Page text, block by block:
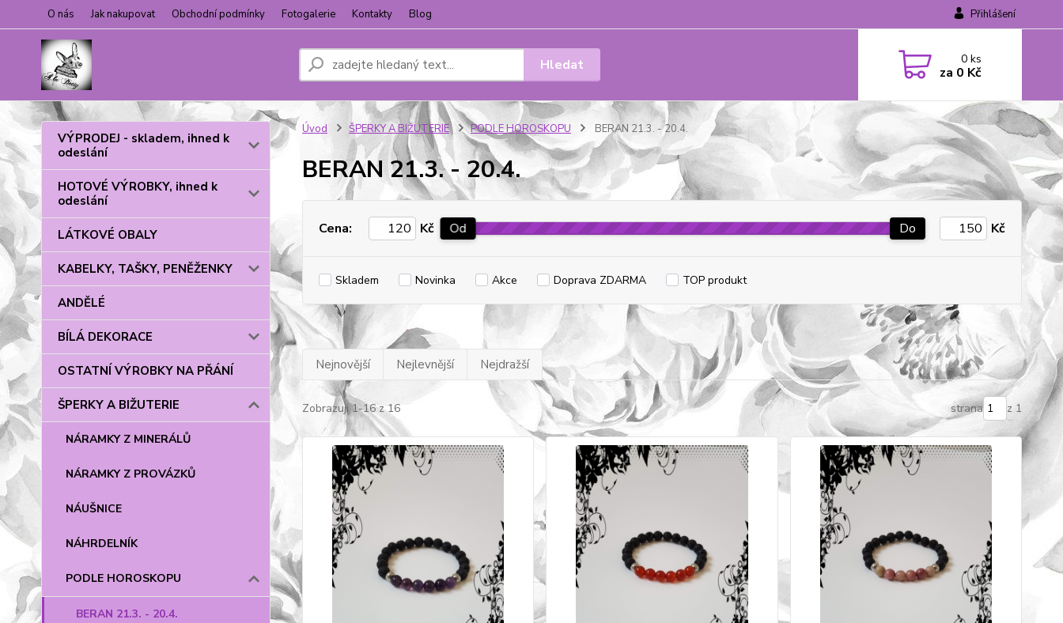
O nás Jak nakupovat Obchodní podmínky Fotogalerie Kontakty Blog Přihlášení
Hledat 0ks
za 0 Kč
VÝPRODEJ - skladem, ihned k
odeslání
HOTOVÉ VÝROBKY, ihned k
odeslání
LÁTKOVÉ OBALY
KABELKY, TAŠKY, PENĚŽENKY
ANDĚLÉ
BÍLÁ DEKORACE
OSTATNÍ VÝROBKY NA PŘÁNÍ
ŠPERKY A BIŽUTERIE
NÁRAMKY Z MINERÁLŮ
NÁRAMKY Z PROVÁZKŮ
NÁUŠNICE
NÁHRDELNÍK
PODLE HOROSKOPU
BERAN 21.3. - 20.4.
Úvod ŠPERKY A BIŽUTERIE PODLE HOROSKOPU BERAN 21.3. - 20.4.
BERAN 21.3. - 20.4.
Cena: Kč Od Do Kč
Skladem Novinka Akce Doprava ZDARMA TOP produkt
Nejnovější Nejlevnější Nejdražší
Zobrazuji 1-16 z 16 strana z 1